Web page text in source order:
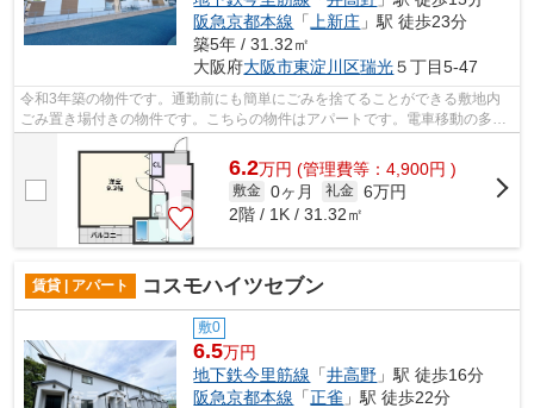
阪急京都本線 「 上新庄 」駅 徒歩23分
築5年 / 31.32㎡
大阪府大阪市東淀川区瑞光５丁目5-47
令和3年築の物件です。通勤前にも簡単にごみを捨てることができる敷地内
ごみ置き場付きの物件です。こちらの物件はアパートです。電車移動の多い
方に嬉しい駅から徒歩9分の物件です。...
6.2万円 (管理費等：4,900円 )
敷金 0ヶ月 礼金 6万円
2階 / 1K / 31.32㎡
賃貸 | アパート コスモハイツセブン
敷0
6.5万円
地下鉄今里筋線 「井高野 」駅 徒歩16分
阪急京都本線 「正雀 」駅 徒歩22分